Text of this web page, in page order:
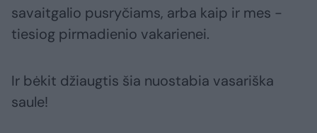
savaitgalio pusryčiams, arba kaip ir mes -
tiesiog pirmadienio vakarienei.
Ir bėkit džiaugtis šia nuostabia vasariška
saule!